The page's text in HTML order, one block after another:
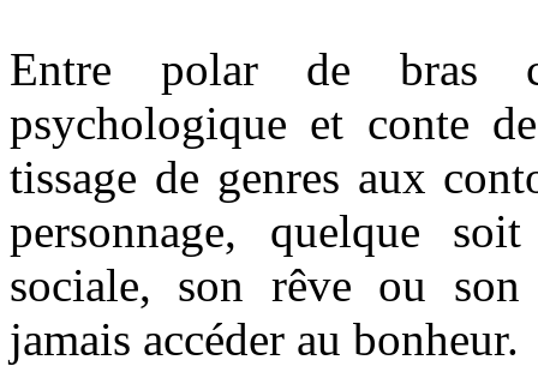
Entre polar de bras
psychologique et conte
tissage de genres aux
personnage, quelque
sociale, son rêve ou
jamais accéder au bonheur.